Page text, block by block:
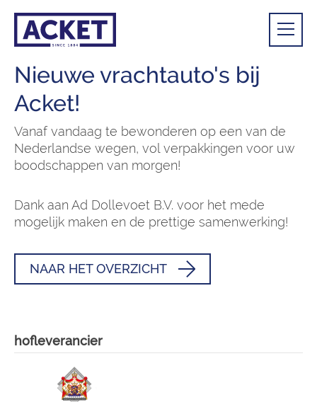
Nieuwe vrachtauto's bij
Acket!
Vanaf vandaag te bewonderen op een van de
Nederlandse wegen, vol verpakkingen voor uw
boodschappen van morgen!
Dank aan Ad Dollevoet B.V. voor het mede
mogelijk maken en de prettige samenwerking!
NAAR HET OVERZICHT
hofleverancier